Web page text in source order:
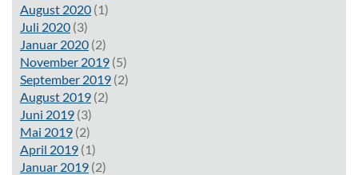
August 2020 (1)
Juli 2020 (3)
Januar 2020 (2)
November 2019 (5)
September 2019 (2)
August 2019 (2)
Juni 2019 (3)
Mai 2019 (2)
April 2019 (1)
Januar 2019 (2)